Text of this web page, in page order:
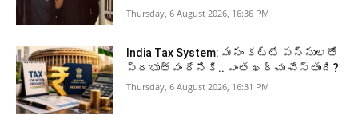
Thursday, 6 August 2026, 16:36 PM
India Tax System: మనం కట్టే పన్నులతో
ప్రభుత్వం దేనికి.. ఎంత ఖర్చు చేస్తుంది?
Thursday, 6 August 2026, 16:31 PM